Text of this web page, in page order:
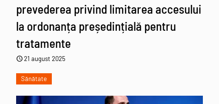
prevederea privind limitarea accesului
la ordonanța președințială pentru
tratamente
21 august 2025
Sănătate